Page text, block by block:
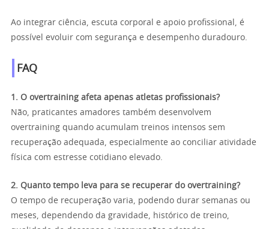
Ao integrar ciência, escuta corporal e apoio profissional, é
possível evoluir com segurança e desempenho duradouro.
FAQ
1. O overtraining afeta apenas atletas profissionais?
Não, praticantes amadores também desenvolvem
overtraining quando acumulam treinos intensos sem
recuperação adequada, especialmente ao conciliar atividade
física com estresse cotidiano elevado.
2. Quanto tempo leva para se recuperar do overtraining?
O tempo de recuperação varia, podendo durar semanas ou
meses, dependendo da gravidade, histórico de treino,